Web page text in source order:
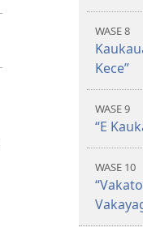
WASE 8
Kece”
WASE 9
“E
WASE 10